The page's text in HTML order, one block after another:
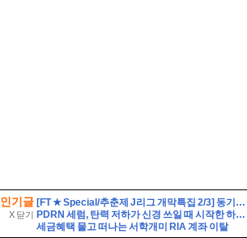
인기글
X 닫기
[FT ★ Special/추춘제 J리그 개막특집 2/3] 동기부여를 가득 채워라! J리그 백년구상리그
PDRN 세럼, 탄력 저하가 신경 쓰일 때 시작한 하스벨 세럼·크림 루틴
세금혜택 물고 떠나는 서학개미 RIA 계좌 이탈